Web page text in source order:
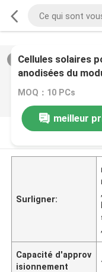
/0
Cellules solaires
anodisées du
MOQ：10 PCs
meilleur
DESCRIPTION DE
Surligner:
,
,
Capacité d'approv
isionnement